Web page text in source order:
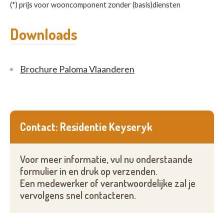
(*) prijs voor wooncomponent zonder (basis)diensten
Downloads
Brochure Paloma Vlaanderen
Contact: Residentie Keyseryk
Voor meer informatie, vul nu onderstaande
formulier in en druk op verzenden.
Een medewerker of verantwoordelijke zal je
vervolgens snel contacteren.